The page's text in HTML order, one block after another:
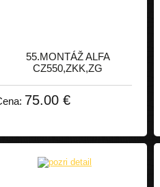
55.MONTÁŽ ALFA
CZ550,ZKK,ZG
75.00 €